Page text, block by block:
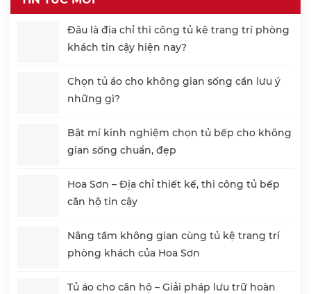
Đâu là địa chỉ thi công tủ kệ trang trí phòng
khách tin cậy hiện nay?
Chọn tủ áo cho không gian sống cần lưu ý
những gì?
Bật mí kinh nghiệm chọn tủ bếp cho không
gian sống chuẩn, đẹp
Hoa Sơn – Địa chỉ thiết kế, thi công tủ bếp
căn hộ tin cậy
Nâng tầm không gian cùng tủ kệ trang trí
phòng khách của Hoa Sơn
Tủ áo cho căn hộ – Giải pháp lưu trữ hoàn